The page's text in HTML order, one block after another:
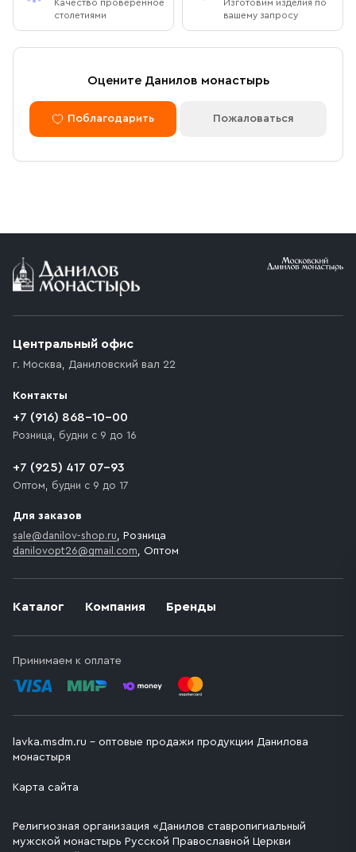
Качество проверенное
столетиями
Изготовим изделия по
вашему запросу
Оцените Данилов монастырь
Поблагодарить Пожаловаться
Каталог Компания Бренды
Принимаем к оплате
Центральный офис
г. Москва, Даниловский вал 22
Контакты
+7 (916) 868-10-00
Розница, будни с 9 до 16
+7 (925) 417 07-93
Оптом, будни с 9 до 17
Для заказов
sale@danilov-shop.ru, Розница
danilovopt26@gmail.com, Оптом
lavka.msdm.ru – оптовые продажи продукции Данилова
монастыря
Карта сайта
Религиозная организация «Данилов ставропигиальный
мужской монастырь Русской Православной Церкви